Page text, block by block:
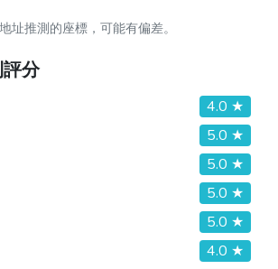
址推測的座標，可能有偏差。
分
4.0 ★
5.0 ★
5.0 ★
5.0 ★
5.0 ★
4.0 ★